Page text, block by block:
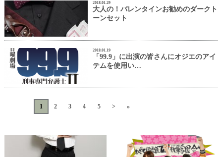
2018.01.29
大人の！バレンタインお勧めのダークト
ーンセット
2018.01.19
「99.9」に出演の皆さんにオジエのアイ
テムを使用い…
1 2 3 4 5 > »